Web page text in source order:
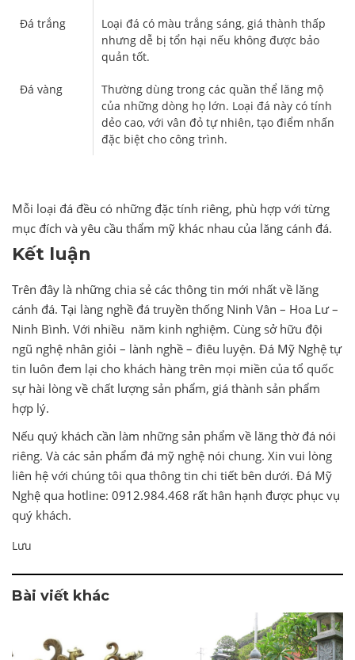
Đá trắng
Loại đá có màu trắng sáng, giá thành thấp
nhưng dễ bị tổn hại nếu không được bảo
quản tốt.
Đá vàng
Thường dùng trong các quần thể lăng mộ
của những dòng họ lớn. Loại đá này có tính
dẻo cao, với vân đỏ tự nhiên, tạo điểm nhấn
đặc biệt cho công trình.
Mỗi loại đá đều có những đặc tính riêng, phù hợp với từng
mục đích và yêu cầu thẩm mỹ khác nhau của lăng cánh đá.
Kết luận
Trên đây là những chia sẻ các thông tin mới nhất về lăng
cánh đá. Tại làng nghề đá truyền thống Ninh Vân – Hoa Lư –
Ninh Bình. Với nhiều năm kinh nghiệm. Cùng sở hữu đội
ngũ nghệ nhân giỏi – lành nghề – điêu luyện. Đá Mỹ Nghệ tự
tin luôn đem lại cho khách hàng trên mọi miền của tổ quốc
sự hài lòng về chất lượng sản phẩm, giá thành sản phẩm
hợp lý.
Nếu quý khách cần làm những sản phẩm về lăng thờ đá nói
riêng. Và các sản phẩm đá mỹ nghệ nói chung. Xin vui lòng
liên hệ với chúng tôi qua thông tin chi tiết bên dưới. Đá Mỹ
Nghệ qua hotline: 0912.984.468 rất hân hạnh được phục vụ
quý khách.
Lưu
Bài viết khác